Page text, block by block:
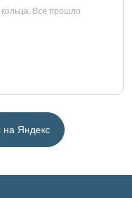
Все прошло
на Яндекс